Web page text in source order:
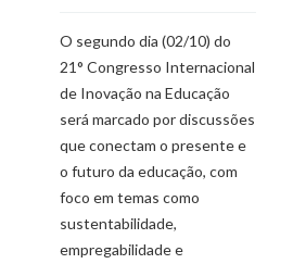
O segundo dia (02/10) do
21° Congresso Internacional
de Inovação na Educação
será marcado por discussões
que conectam o presente e
o futuro da educação, com
foco em temas como
sustentabilidade,
empregabilidade e